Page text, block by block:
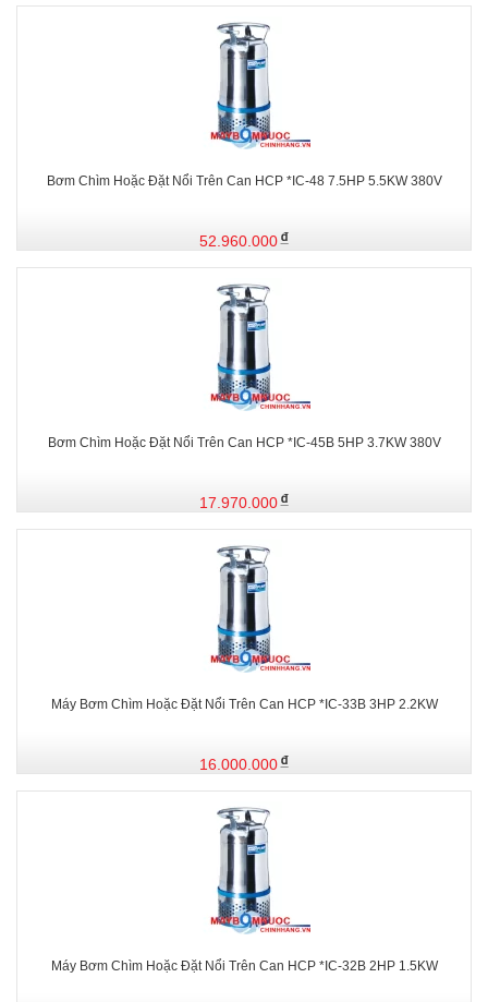
Bơm Chìm Hoặc Đặt Nổi Trên Can HCP *IC-48 7.5HP 5.5KW 380V
52.960.000
Bơm Chìm Hoặc Đặt Nổi Trên Can HCP *IC-45B 5HP 3.7KW 380V
17.970.000
Máy Bơm Chìm Hoặc Đặt Nổi Trên Can HCP *IC-33B 3HP 2.2KW
16.000.000
Máy Bơm Chìm Hoặc Đặt Nổi Trên Can HCP *IC-32B 2HP 1.5KW